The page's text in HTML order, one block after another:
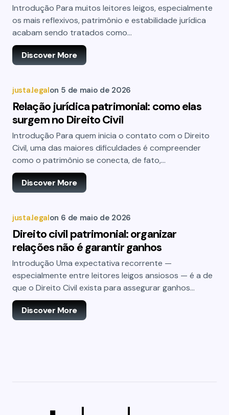
Introdução Para muitos leitores leigos, especialmente
os mais reflexivos, patrimônio e estabilidade jurídica
acabam sendo tratados como…
Discover More
justa.legalon 5 de maio de 2026
Relação jurídica patrimonial: como elas
surgem no Direito Civil
Introdução Para quem inicia o contato com o Direito
Civil, uma das maiores dificuldades é compreender
como o patrimônio se conecta, de fato,…
Discover More
justa.legalon 6 de maio de 2026
Direito civil patrimonial: organizar
relações não é garantir ganhos
Introdução Uma expectativa recorrente —
especialmente entre leitores leigos ansiosos — é a de
que o Direito Civil exista para assegurar ganhos…
Discover More